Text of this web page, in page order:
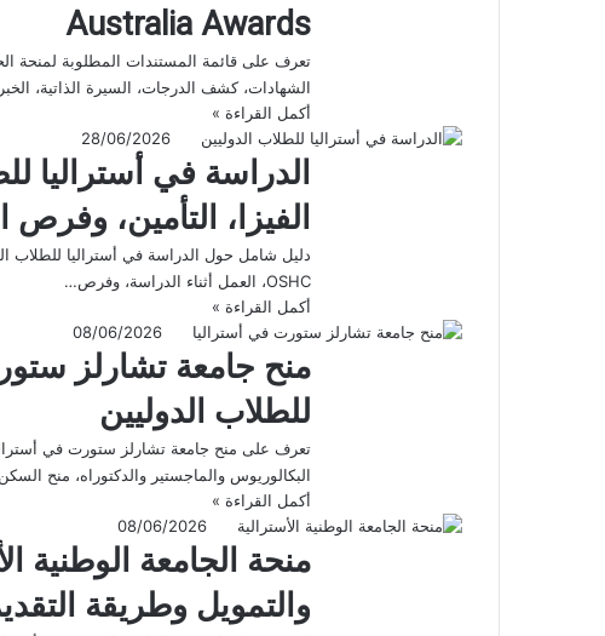
Australia Awards
الشهادات، كشف الدرجات، السيرة الذاتية،
أكمل القراءة »
28/06/2026
الدراسة في أستراليا
الفيزا، التأمين، وفرص
OSHC، العمل أثناء الدراسة، وفرص…
أكمل القراءة »
08/06/2026
للطلاب الدوليين
تعرف على منح جامعة تشارلز ستورت في
البكالوريوس والماجستير والدكتوراه، منح
أكمل القراءة »
08/06/2026
والتمويل وطريقة